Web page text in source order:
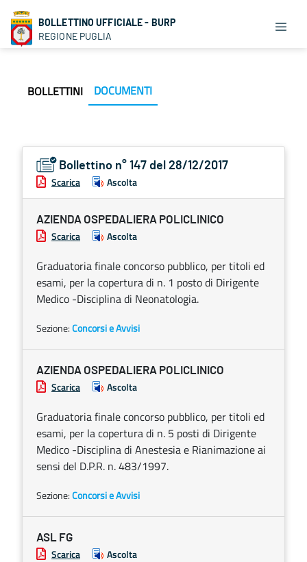
BOLLETTINO UFFICIALE - BURP
REGIONE PUGLIA
BOLLETTINI DOCUMENTI
Bollettino n° 147 del 28/12/2017
Scarica Ascolta
AZIENDA OSPEDALIERA POLICLINICO
Scarica Ascolta
Graduatoria finale concorso pubblico, per titoli ed
esami, per la copertura di n. 1 posto di Dirigente
Medico -Disciplina di Neonatologia.
Sezione:Concorsi e Avvisi
AZIENDA OSPEDALIERA POLICLINICO
Scarica Ascolta
Graduatoria finale concorso pubblico, per titoli ed
esami, per la copertura di n. 5 posti di Dirigente
Medico -Disciplina di Anestesia e Rianimazione ai
sensi del D.P.R. n. 483/1997.
Sezione:Concorsi e Avvisi
ASL FG
Scarica Ascolta